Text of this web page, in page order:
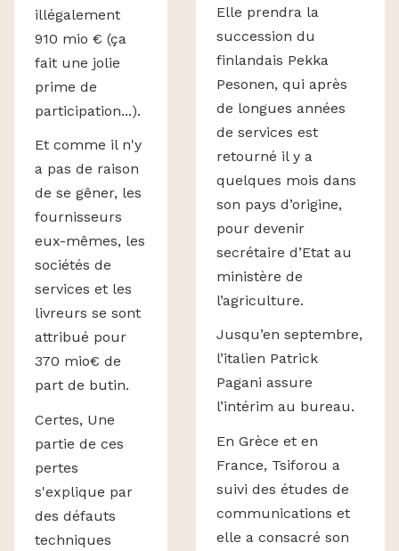
illégalement
910 mio € (ça
fait une jolie
prime de
participation...).
Et comme il n'y
a pas de raison
de se gêner, les
fournisseurs
eux-mêmes, les
sociétés de
services et les
livreurs se sont
attribué pour
370 mio€ de
part de butin.
Certes, Une
partie de ces
pertes
s'explique par
des défauts
techniques
Elle prendra la
succession du
finlandais Pekka
Pesonen, qui après
de longues années
de services est
retourné il y a
quelques mois dans
son pays d’origine,
pour devenir
secrétaire d’Etat au
ministère de
l’agriculture.
Jusqu’en septembre,
l’italien Patrick
Pagani assure
l’intérim au bureau.
En Grèce et en
France, Tsiforou a
suivi des études de
communications et
elle a consacré son